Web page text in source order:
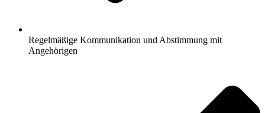
Regelmäßige Kommunikation und Abstimmung mit
Angehörigen